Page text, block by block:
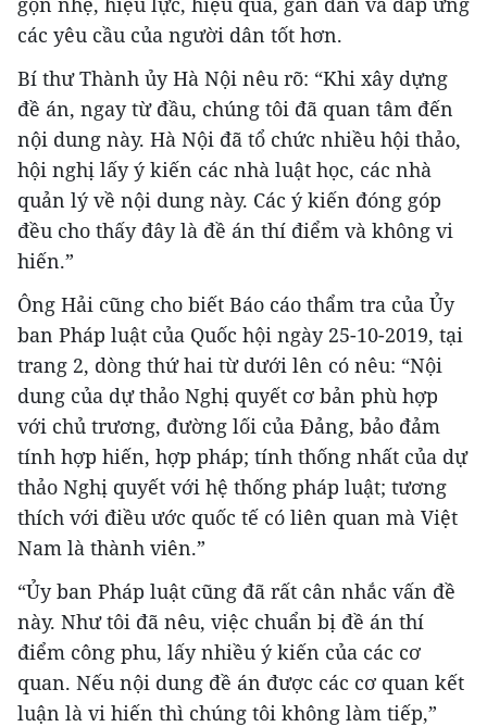
các yêu cầu của người dân tốt hơn.
Bí thư Thành ủy Hà Nội nêu rõ: “Khi xây dựng
đề án, ngay từ đầu, chúng tôi đã quan tâm đến
nội dung này. Hà Nội đã tổ chức nhiều hội thảo,
hội nghị lấy ý kiến các nhà luật học, các nhà
quản lý về nội dung này. Các ý kiến đóng góp
đều cho thấy đây là đề án thí điểm và không vi
hiến.”
Ông Hải cũng cho biết Báo cáo thẩm tra của Ủy
ban Pháp luật của Quốc hội ngày 25-10-2019, tại
trang 2, dòng thứ hai từ dưới lên có nêu: “Nội
dung của dự thảo Nghị quyết cơ bản phù hợp
với chủ trương, đường lối của Đảng, bảo đảm
tính hợp hiến, hợp pháp; tính thống nhất của dự
thảo Nghị quyết với hệ thống pháp luật; tương
thích với điều ước quốc tế có liên quan mà Việt
Nam là thành viên.”
“Ủy ban Pháp luật cũng đã rất cân nhắc vấn đề
này. Như tôi đã nêu, việc chuẩn bị đề án thí
điểm công phu, lấy nhiều ý kiến của các cơ
quan. Nếu nội dung đề án được các cơ quan kết
luận là vi hiến thì chúng tôi không làm tiếp,”